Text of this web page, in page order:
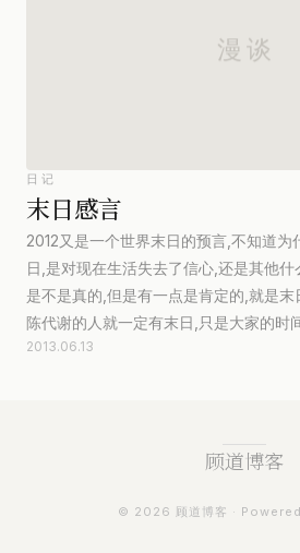
日记
末日感言
2012又是一个世界末日的预言,不知道为
日,是对现在生活失去了信心,还是其他
是不是真的,但是有一点是肯定的,就是
陈代谢的人就一定有末日,只是大家的时
2013.06.13
顾道博客
© 2026 顾道博客 ·